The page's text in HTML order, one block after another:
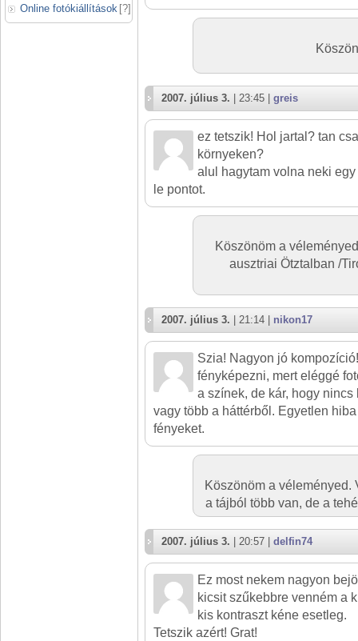
Online fotókiállítások [?]
2007. július 3. | 23:45 | greis
ez tetszik! Hol jartal? tan
környeken?
alul hagytam volna neki
le pontot.
Köszönöm a
ausztriai Ötztalban /
2007. július 3. | 21:14 | nikon17
Szia! Nagyon jó
fényképezni, mert eléggé
a színek, de kár, hogy
vagy több a háttérből. Egyetlen
fényeket.
Köszönöm a véleményed.
a tájból több van, de a
2007. július 3. | 20:57 | delfin74
Ez most nekem nagyon
kicsit szűkebbre venném a
kis kontraszt kéne esetleg.
Tetszik azért! Grat!